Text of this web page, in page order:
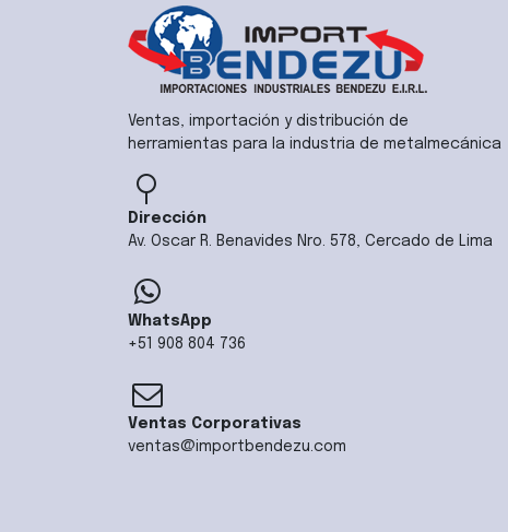
Ventas, importación y distribución de
herramientas para la industria de metalmecánica
Dirección
Av. Oscar R. Benavides Nro. 578, Cercado de Lima
WhatsApp
+51 908 804 736
Ventas Corporativas
ventas@importbendezu.com